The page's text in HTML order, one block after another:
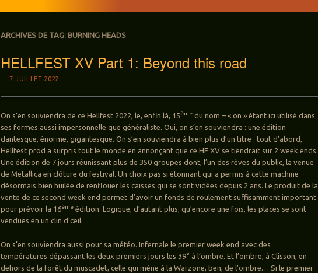
ARCHIVES DE TAG: BURNING HEADS
HELLFEST XV Part 1: Beyond this road
7 JUILLET 2022
On s’en souviendra de ce Hellfest 2022, le, enfin là, 15ème du nom – « on » étant ici utilisé dans
ses formes aussi impersonnelle que généraliste. Oui, on s’en souviendra : une édition
dantesque, énorme, gigantesque. On s’en souviendra à bien plus d’un titre : tout d’abord,
Hellfest prod a surpris tout le monde en annonçant que ce HF XV se tiendrait sur 2 week ends.
Une édition de 7 jours réunissant plus de 350 groupes dont, l’un des rêves du public, la venue
de Metallica en clôture du festival. Un choix pas si étonnant qui a permis à cette machine
désormais bien huilée de renflouer les caisses qui se sont vidées depuis 2 ans. Le produit de la
vente de ce second week end permet d’avoir un fonds de roulement suffisamment important
pour prévoir la 16ème édition. Logique, d’autant plus, qu’encore une fois, les places se sont
vendues en un clin d’œil.
On s’en souviendra aussi pour sa météo. Infernale le premier week end avec des
températures dépassant les deux premiers jours les 39° à l’ombre. Et l’ombre, à Clisson, en
dehors de la forêt du muscadet, celle qui mène à la Warzone, ben, de l’ombre… Si le premier